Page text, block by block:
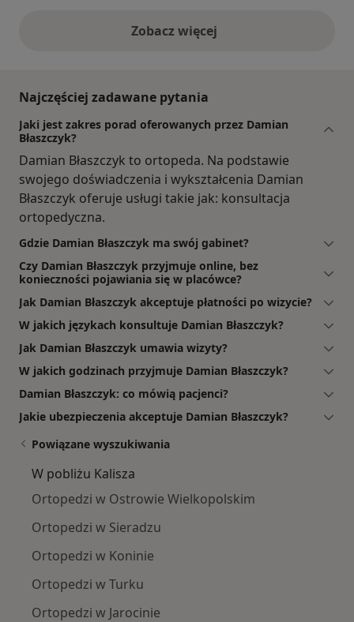
Zobacz więcejopinie powyżej
Najczęściej zadawane pytania
Jaki jest zakres porad oferowanych przez Damian
Błaszczyk?
Damian Błaszczyk to ortopeda. Na podstawie
swojego doświadczenia i wykształcenia Damian
Błaszczyk oferuje usługi takie jak: konsultacja
ortopedyczna.
Gdzie Damian Błaszczyk ma swój gabinet?
Czy Damian Błaszczyk przyjmuje online, bez
konieczności pojawiania się w placówce?
Jak Damian Błaszczyk akceptuje płatności po wizycie?
W jakich językach konsultuje Damian Błaszczyk?
Jak Damian Błaszczyk umawia wizyty?
W jakich godzinach przyjmuje Damian Błaszczyk?
Damian Błaszczyk: co mówią pacjenci?
Jakie ubezpieczenia akceptuje Damian Błaszczyk?
Powiązane wyszukiwania
W pobliżu Kalisza
Ortopedzi w Ostrowie Wielkopolskim
Ortopedzi w Sieradzu
Ortopedzi w Koninie
Ortopedzi w Turku
Ortopedzi w Jarocinie